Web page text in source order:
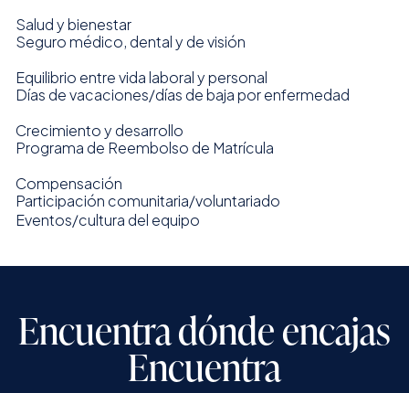
Salud y bienestar
Seguro médico, dental y de visión
Equilibrio entre vida laboral y personal
Días de vacaciones/días de baja por enfermedad
Crecimiento y desarrollo
Programa de Reembolso de Matrícula
Compensación
Participación comunitaria/voluntariado
Eventos/cultura del equipo
Encuentra dónde encajas
Encuentra